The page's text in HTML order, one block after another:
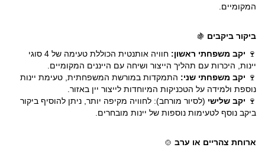
המקומיים.
ביקור ביקבים 🍇
🍷 יקב משפחתי ראשון:
חוויה אותנטית הכוללת טעימה של 4 סוגי
יינות, היכרות עם תהליך הייצור ושיחה עם הייננים המקומיים.
🍷 יקב משפחתי שני: התמקדות במורשת המשפחתית, טעימת יינות
נוספת ולמידה על הטכניקות המיוחדות לייצור יין באזור.
🍷 יקב שלישי (לסיור מורחב): לחוויה מקיפה יותר, ניתן להוסיף ביקור
ביקב נוסף לטעימות נוספות של יינות מובחרים.
ארוחת צהריים או ערב 🍲